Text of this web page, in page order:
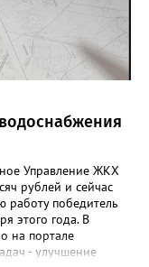
Управление ЖКХ
рублей и сейчас
работу победитель
этого года. В
на портале
- улучшение